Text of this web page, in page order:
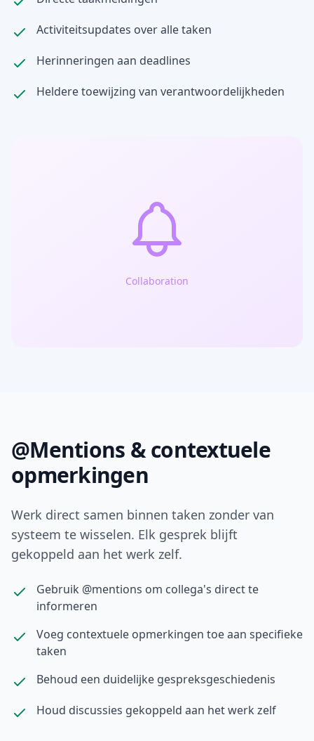
Activiteitsupdates over alle taken
Herinneringen aan deadlines
Heldere toewijzing van verantwoordelijkheden
Collaboration
@Mentions & contextuele
opmerkingen
Werk direct samen binnen taken zonder van
systeem te wisselen. Elk gesprek blijft
gekoppeld aan het werk zelf.
Gebruik @mentions om collega's direct te
informeren
Voeg contextuele opmerkingen toe aan specifieke
taken
Behoud een duidelijke gespreksgeschiedenis
Houd discussies gekoppeld aan het werk zelf